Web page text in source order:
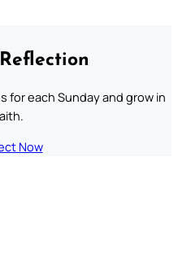
each Sunday and grow in
Now